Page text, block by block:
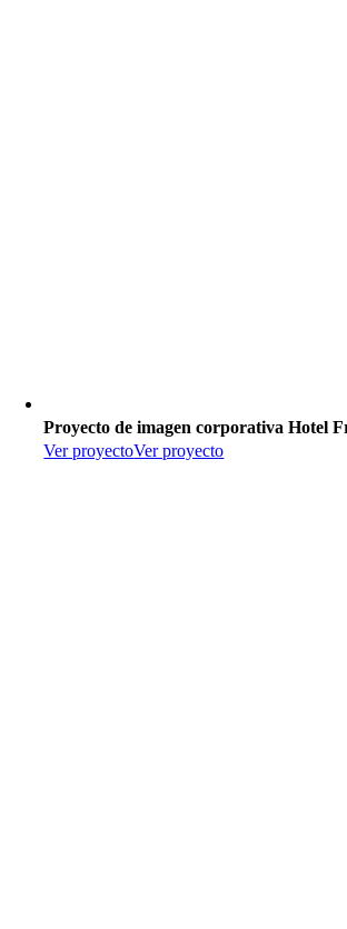
Proyecto de imagen corporativa Hotel
Ver proyectoVer proyecto